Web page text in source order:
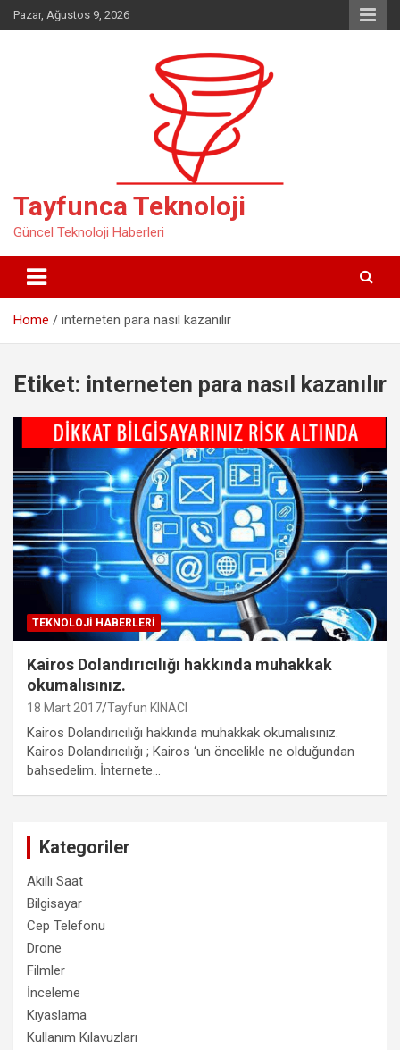
Skip
to
Pazar, Ağustos 9, 2026
Tayfunca Teknoloji
Güncel Teknoloji Haberleri
Home interneten para nasıl kazanılır
Etiket: interneten para nasıl kazanılır
TEKNOLOJI HABERLERI
Kairos Dolandırıcılığı hakkında muhakkak
okumalısınız.
18 Mart 2017 Tayfun KINACI
Kairos Dolandırıcılığı hakkında muhakkak okumalısınız.
Kairos Dolandırıcılığı ; Kairos ‘un öncelikle ne olduğundan
bahsedelim. İnternete…
Kategoriler
Akıllı Saat
Bilgisayar
Cep Telefonu
Drone
Filmler
İnceleme
Kıyaslama
Kullanım Kılavuzları